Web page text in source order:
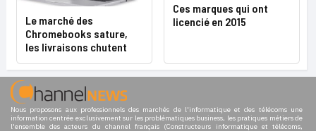
Le marché des
Chromebooks sature,
les livraisons chutent
Ces marques qui ont
licencié en 2015
Nous proposons aux professionnels des marchés de l'informatique et des télécoms une
information centrée exclusivement sur les problématiques business, les pratiques métiers de
l'ensemble des acteurs du channel français (Constructeurs informatique et télécoms,